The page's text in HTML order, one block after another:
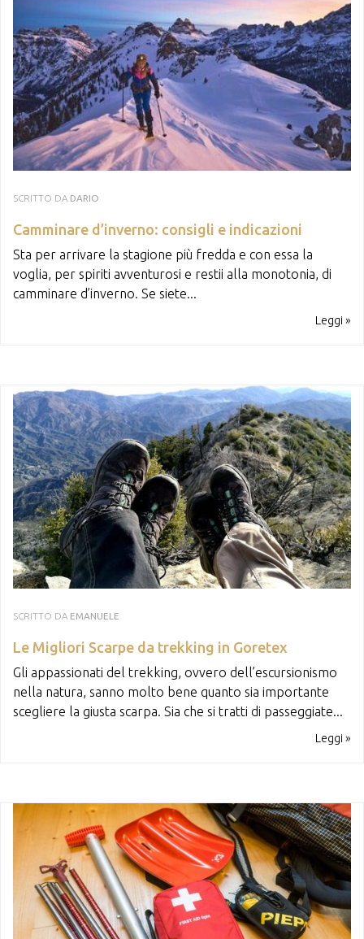
SCRITTO DA DARIO
Camminare d’inverno: consigli e indicazioni
Sta per arrivare la stagione più fredda e con essa la
voglia, per spiriti avventurosi e restii alla monotonia, di
camminare d’inverno. Se siete...
Leggi »
SCRITTO DA EMANUELE
Le Migliori Scarpe da trekking in Goretex
Gli appassionati del trekking, ovvero dell’escursionismo
nella natura, sanno molto bene quanto sia importante
scegliere la giusta scarpa. Sia che si tratti di passeggiate...
Leggi »